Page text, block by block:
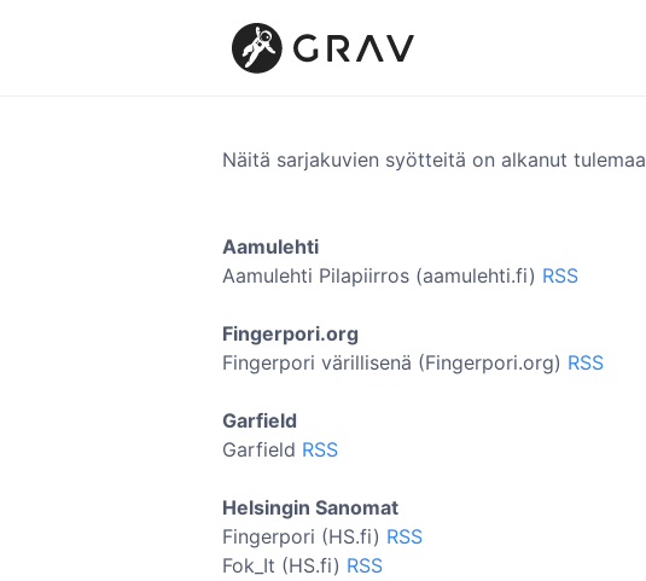
Näitä sarjakuvien syötteitä on alkanut
Aamulehti
Aamulehti Pilapiirros (aamulehti.fi) RSS
Fingerpori.org
Fingerpori värillisenä (Fingerpori.org) RSS
Garfield
Garfield RSS
Helsingin Sanomat
Fingerpori (HS.fi) RSS
Fok_It (HS.fi) RSS